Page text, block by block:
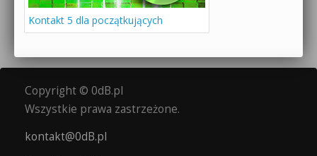
Kontakt 5 dla początkujących
Copyright © 0dB.pl
Wszystkie prawa zastrzeżone.
kontakt@0dB.pl